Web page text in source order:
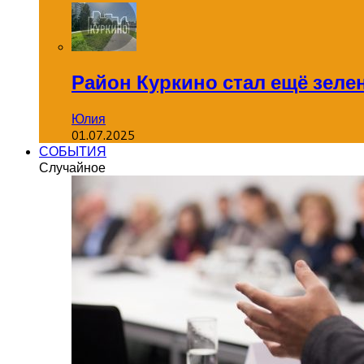
Район Куркино стал ещё
Юлия
01.07.2025
СОБЫТИЯ
Случайное